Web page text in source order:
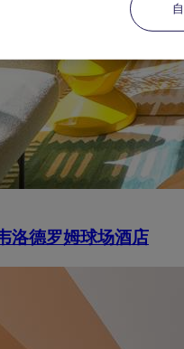
洛德罗姆球场酒店